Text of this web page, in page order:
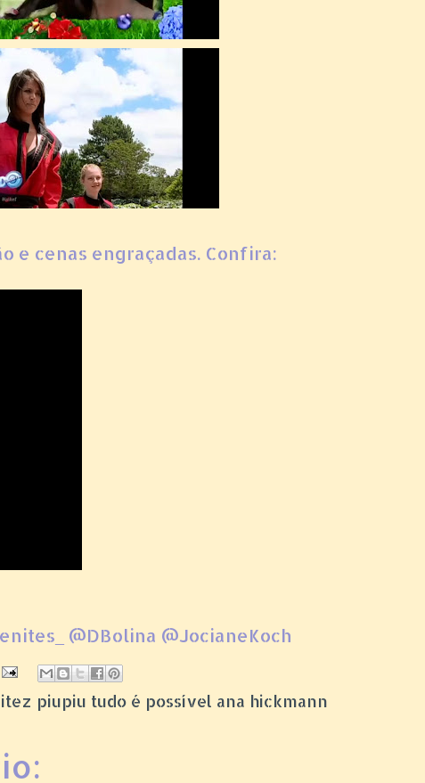
e cenas engraçadas. Confira:
@DBolina @JocianeKoch
piupiu tudo é possível ana hickmann